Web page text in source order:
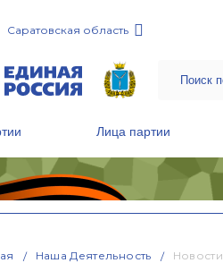
Саратовская область
Лица партии
Наша Деятельность Новости